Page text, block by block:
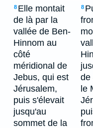
8 Elle montait
de là par la
vallée de Ben-
Hinnom au
côté
méridional de
Jebus, qui est
Jérusalem,
puis s'élevait
jusqu'au
sommet de la
8
de
le